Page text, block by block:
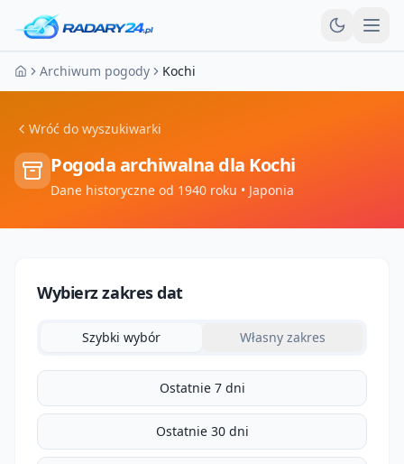
Strona główna
Archiwum pogody Kochi
Wróć do wyszukiwarki
Pogoda archiwalna dla Kochi
Dane historyczne od 1940 roku • Japonia
Wybierz zakres dat
Szybki wybór Własny zakres
Ostatnie 7 dni
Ostatnie 30 dni